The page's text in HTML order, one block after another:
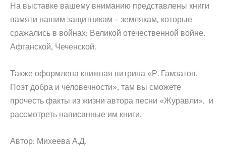
На выставке вашему вниманию представлены книги
памяти нашим защитникам – землякам, которые
сражались в войнах: Великой отечественной войне,
Афганской, Чеченской.
Также оформлена книжная витрина «Р. Гамзатов.
Поэт добра и человечности», там вы сможете
прочесть факты из жизни автора песни «Журавли», и
рассмотреть написанные им книги.
Автор: Михеева А.Д.